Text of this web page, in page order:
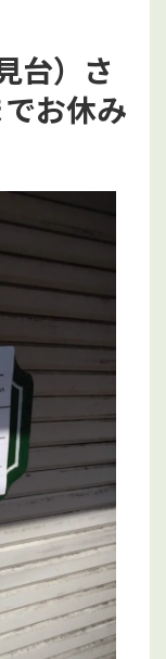
台）さ
お休み